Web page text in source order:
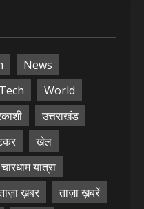
News
Tech
World
उत्तराखंड
खेल
चारधाम यात्रा
ख़बर
ताज़ा ख़बरें